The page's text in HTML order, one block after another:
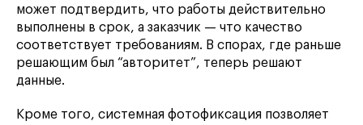
может подтвердить, что работы действительно
выполнены в срок, а заказчик — что качество
соответствует требованиям. В спорах, где раньше
решающим был “авторитет”, теперь решают
данные.
Кроме того, системная фотофиксация позволяет